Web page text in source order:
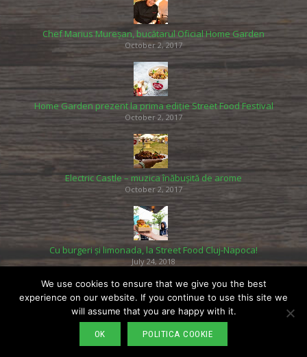
Chef Marius Mureșan, bucătarul Oficial Home Garden
October 2, 2017
Home Garden prezent la prima ediție Street Food Festival
October 2, 2017
Electric Castle – muzica înăbușită de arome
October 2, 2017
Cu burgeri și limonada, la Street Food Cluj-Napoca!
July 24, 2018
We use cookies to ensure that we give you the best
experience on our website. If you continue to use this site we
will assume that you are happy with it.
OK POLITICA COOKIE